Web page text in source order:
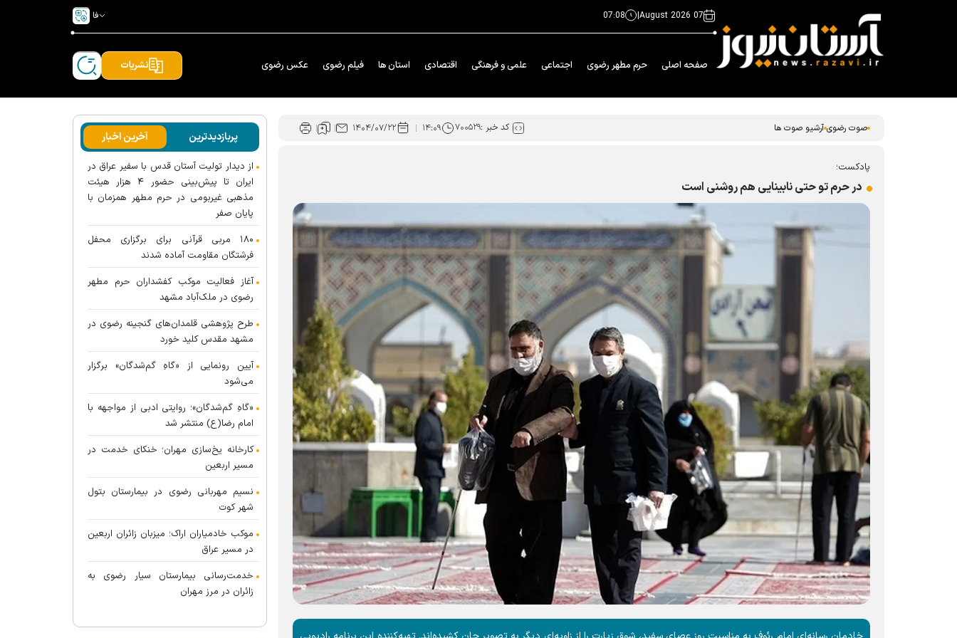
07 August 2026
|
07:08 فا
صفحه اصلی حرم مطهر رضوی اجتماعی علمی و فرهنگی اقتصادی استان ها فیلم رضوی عکس رضوی نشریات
صوت رضوی آرشیو صوت ها کد خبر :۷۰۰۵۲۹ ۱۴:۰۹ ۱۴۰۴/۰۷/۲۲
پادکست؛
در حرم تو حتی نابینایی هم روشنی است
پربازدیدترین آخرین اخبار
از دیدار تولیت آستان قدس با سفیر عراق در
ایران تا پیش‌بینی حضور ۴ هزار هیئت
مذهبی غیربومی در حرم مطهر همزمان با
پایان صفر
۱۸۰ مربی قرآنی برای برگزاری محفل
فرشتگان مقاومت آماده شدند
آغاز فعالیت موکب کفشداران حرم مطهر
رضوی در ملک‌آباد مشهد
طرح پژوهشی قلمدان‌های گنجینه رضوی در
مشهد مقدس کلید خورد
آیین رونمایی از «گاهِ گم‌شدگان» برگزار
می‌شود
«گاهِ گم‌شدگان»؛ روایتی ادبی از مواجهه با
امام رضا(ع) منتشر شد
کارخانه یخ‌سازی مهران؛ خنکای خدمت در
مسیر اربعین
نسیم مهربانی رضوی در بیمارستان بتول
شهر کوت
موکب خادمیاران اراک؛ میزبان زائران اربعین
در مسیر عراق
خدمت‌رسانی بیمارستان سیار رضوی به
زائران در مرز مهران